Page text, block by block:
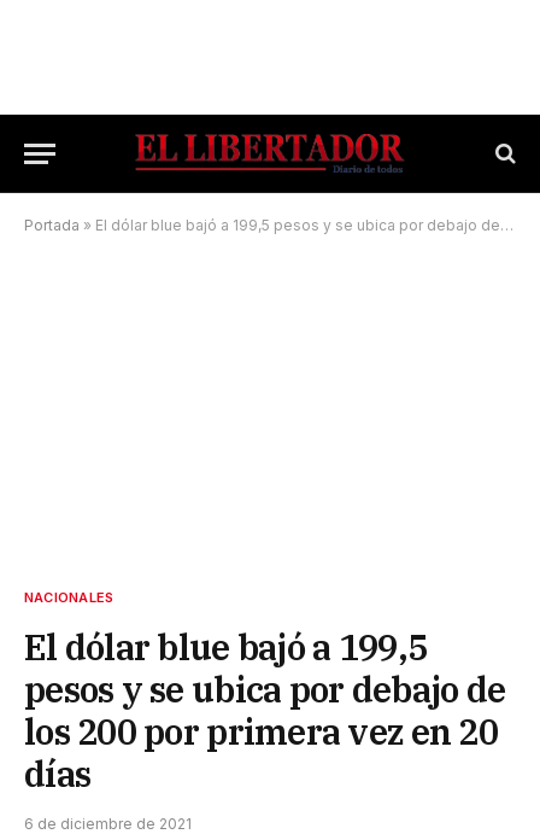
Portada » El dólar blue bajó a 199,5 pesos y se ubica por debajo de los 200 por primera vez en 20 días
NACIONALES
El dólar blue bajó a 199,5
pesos y se ubica por debajo de
los 200 por primera vez en 20
días
6 de diciembre de 2021